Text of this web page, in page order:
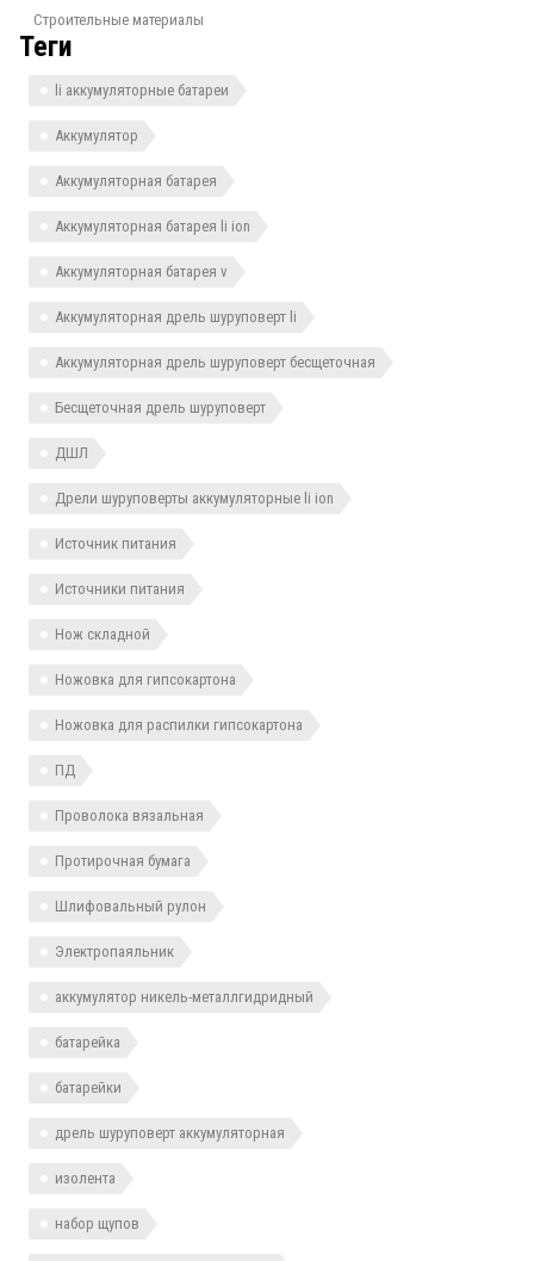
Строительные материалы
Теги
li аккумуляторные батареи
Аккумулятор
Аккумуляторная батарея
Аккумуляторная батарея li ion
Аккумуляторная батарея v
Аккумуляторная дрель шуруповерт li
Аккумуляторная дрель шуруповерт бесщеточная
Бесщеточная дрель шуруповерт
ДШЛ
Дрели шуруповерты аккумуляторные li ion
Источник питания
Источники питания
Нож складной
Ножовка для гипсокартона
Ножовка для распилки гипсокартона
ПД
Проволока вязальная
Протирочная бумага
Шлифовальный рулон
Электропаяльник
аккумулятор никель-металлгидридный
батарейка
батарейки
дрель шуруповерт аккумуляторная
изолента
набор щупов